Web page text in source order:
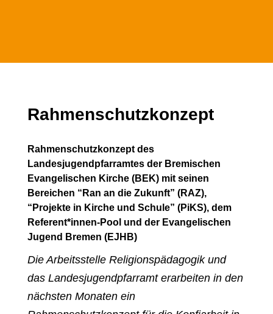
Rahmenschutzkonzept
Rahmenschutzkonzept des
Landesjugendpfarramtes der Bremischen
Evangelischen Kirche (BEK) mit seinen
Bereichen “Ran an die Zukunft” (RAZ),
“Projekte in Kirche und Schule” (PiKS), dem
Referent*innen-Pool und der Evangelischen
Jugend Bremen (EJHB)
Die Arbeitsstelle Religionspädagogik und
das Landesjugendpfarramt erarbeiten in den
nächsten Monaten ein